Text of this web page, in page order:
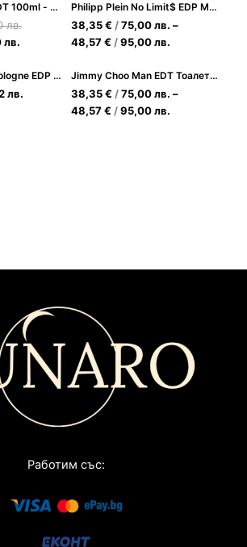
Azzaro Wanted EDT 100ml - Дървесно-пикантен аромат за мъже
лв.
лв.
Philipp Plein No Limit$ EDP Мъжки парфюм с пикантно-дървесен аромат
38,35€ /75,00лв. –
48,57€ /95,00лв.
CREED Aventus Cologne EDP 50ml
лв.
Jimmy Choo Man EDT Тоалетна вода за Мъже
38,35€ /75,00лв. –
48,57€ /95,00лв.
Работим със: